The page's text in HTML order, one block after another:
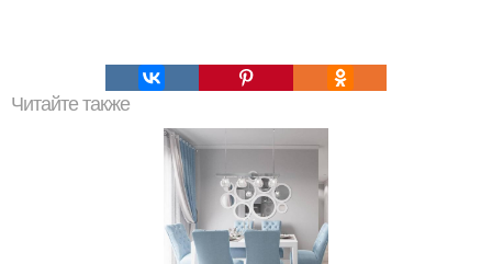
Читайте также